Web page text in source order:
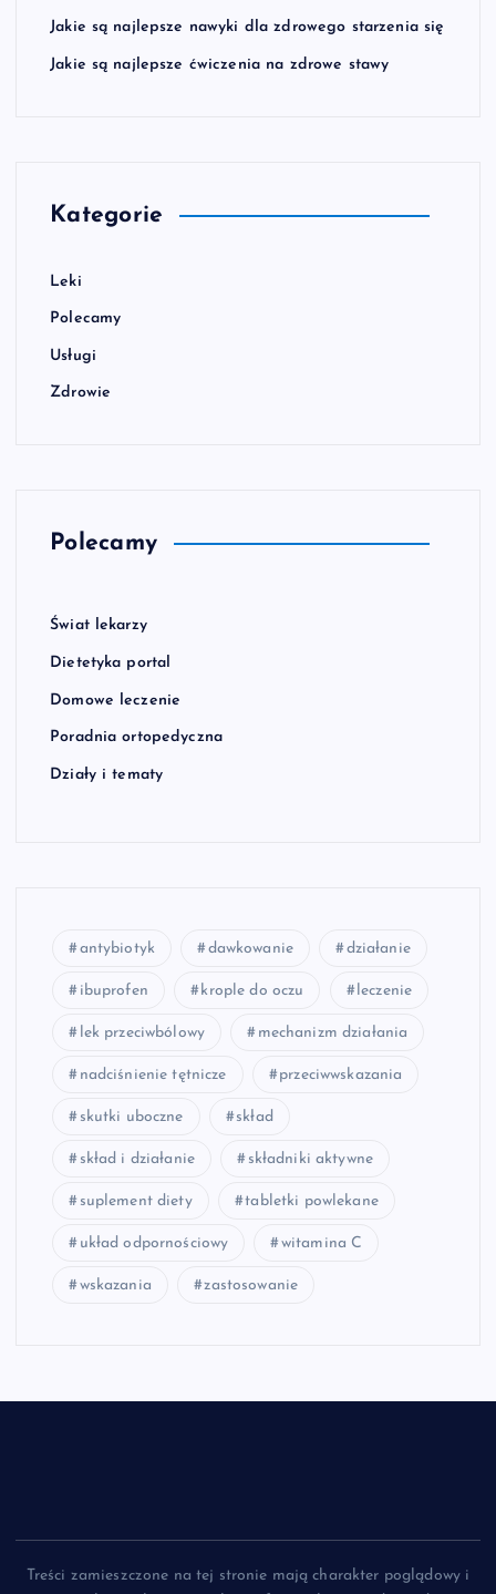
Jakie są najlepsze nawyki dla zdrowego starzenia się
Jakie są najlepsze ćwiczenia na zdrowe stawy
Kategorie
Leki
Polecamy
Usługi
Zdrowie
Polecamy
Świat lekarzy
Dietetyka portal
Domowe leczenie
Poradnia ortopedyczna
Działy i tematy
antybiotyk dawkowanie działanie
ibuprofen krople do oczu leczenie
lek przeciwbólowy mechanizm działania
nadciśnienie tętnicze przeciwwskazania
skutki uboczne skład
skład i działanie składniki aktywne
suplement diety tabletki powlekane
układ odpornościowy witamina C
wskazania zastosowanie
Treści zamieszczone na tej stronie mają charakter poglądowy i